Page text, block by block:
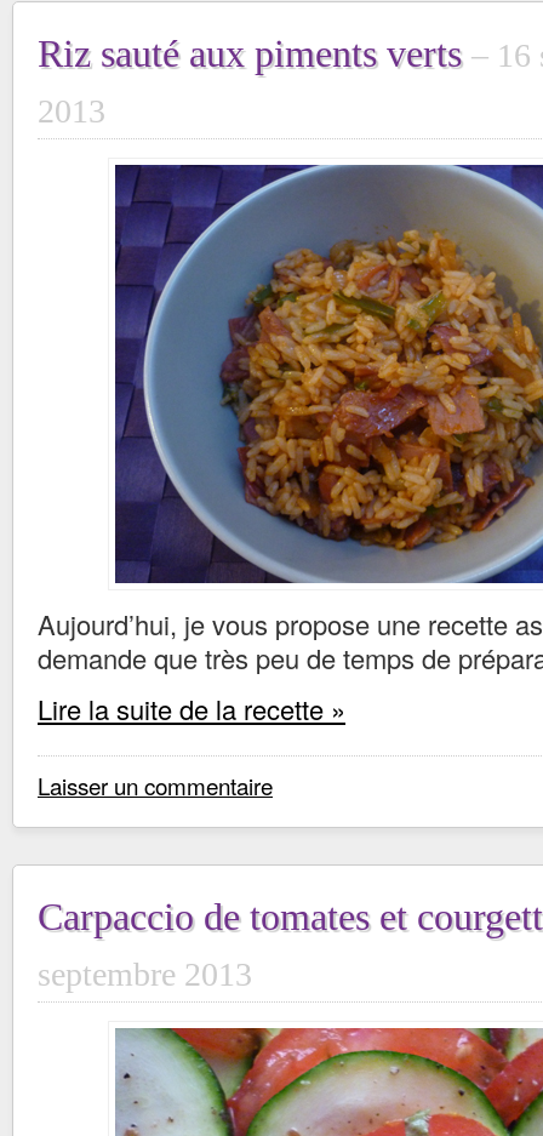
Riz sauté aux piments verts
16
2013
Aujourd’hui, je vous propose une recette
demande que très peu de temps de
Lire la suite de la recette »
Laisser un commentaire
Carpaccio de tomates et
septembre 2013